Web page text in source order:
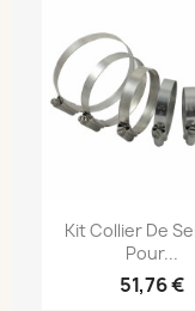
Kit Collier De
Pour...
51,76 €